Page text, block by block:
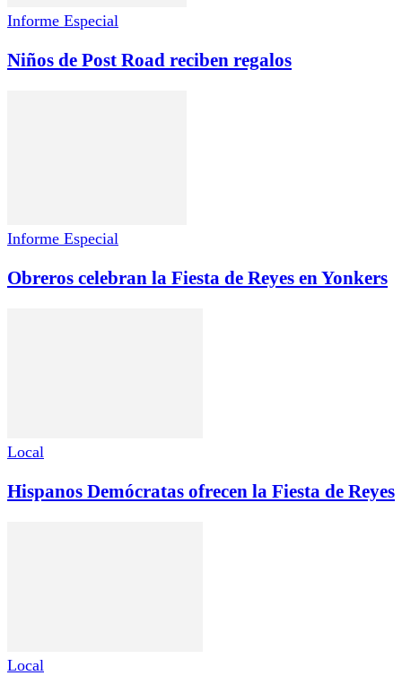
Informe Especial
Niños de Post Road reciben regalos
Informe Especial
Obreros celebran la Fiesta de Reyes en Yonkers
Local
Hispanos Demócratas ofrecen la Fiesta de Reyes
Local